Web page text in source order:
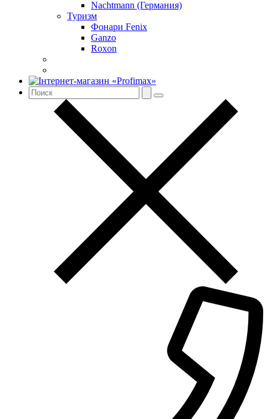
Nachtmann (Германия)
Туризм
Фонари Fenix
Ganzo
Roxon